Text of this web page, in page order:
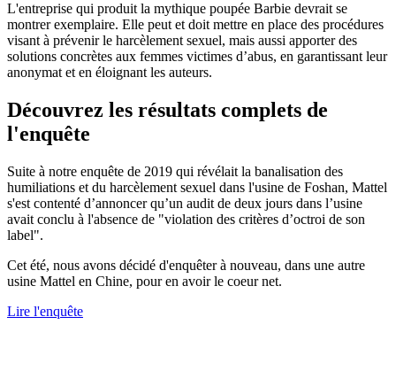
L'entreprise qui produit la mythique poupée Barbie devrait se
montrer exemplaire. Elle peut et doit mettre en place des procédures
visant à prévenir le harcèlement sexuel, mais aussi apporter des
solutions concrètes aux femmes victimes d’abus, en garantissant leur
anonymat et en éloignant les auteurs.
Découvrez les résultats complets de
l'enquête
Suite à notre enquête de 2019 qui révélait la banalisation des
humiliations et du harcèlement sexuel dans l'usine de Foshan, Mattel
s'est contenté d’annoncer qu’un audit de deux jours dans l’usine
avait conclu à l'absence de "violation des critères d’octroi de son
label".
Cet été, nous avons décidé d'enquêter à nouveau, dans une autre
usine Mattel en Chine, pour en avoir le coeur net.
Lire l'enquête